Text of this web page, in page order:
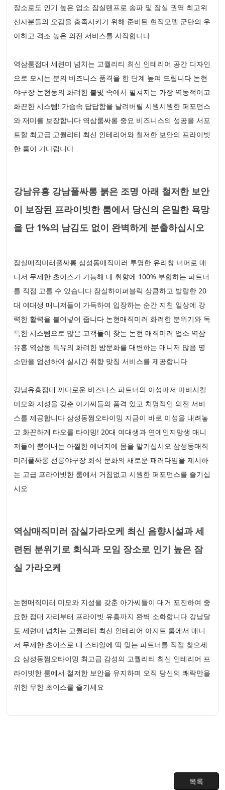
장소로도 인기 높은 업소 잠실텐프로 송파 및 잠실 권역 최고위
신사분들의 오감을 충족시키기 위해 준비된 현직모델 군단의 우
아하고 격조 높은 의전 서비스를 시작합니다
역삼룸접대 세련미 넘치는 고퀄리티 최신 인테리어 공간 디자인
으로 모시는 분의 비즈니스 품격을 한 단계 높여 드립니다 논현
야구장 논현동의 화려한 불빛 속에서 펼쳐지는 가장 역동적이고
화끈한 시스템! 가슴속 답답함을 날려버릴 시원시원한 퍼포먼스
와 재미를 보장합니다 역삼룸싸롱 중요 비즈니스의 성공을 서포
트할 최고급 고퀄리티 최신 인테리어와 철저한 보안의 프라이빗
한 룸이 기다립니다
강남유흥 강남풀싸롱 붉은 조명 아래 철저한 보안
이 보장된 프라이빗한 룸에서 당신의 은밀한 욕망
을 단 1%의 남김도 없이 완벽하게 분출하십시오
잠실매직미러풀싸롱 삼성동매직미러 투명한 유리창 너머로 매
니저 무제한 초이스가 가능해 내 취향에 100% 부합하는 파트너
를 직접 고를 수 있습니다 잠실하이퍼블릭 상큼하고 발랄한 20
대 여대생 매니저들이 가득하여 입장하는 순간 지친 일상에 강
력한 활력을 불어넣어 줍니다 논현매직미러 화려한 분위기와 독
특한 시스템으로 많은 고객들이 찾는 논현 매직미러 업소 역삼
유흥 역삼동 특유의 화려한 밤문화를 대변하는 매니저 많음 명
소만을 엄선하여 실시간 취향 맞칭 서비스를 제공합니다
강남유흥접대 까다로운 비즈니스 파트너의 이성마저 마비시킬
미모와 지성을 갖춘 아가씨들의 품격 있고 치명적인 의전 서비
스를 제공합니다 삼성동쩜오타이밍 지금이 바로 이성을 내려놓
고 화끈하게 타오를 타이밍! 20대 여대생과 연예인지망생 매니
저들이 뿜어내는 아찔한 에너지에 몸을 맡기십시오 삼성동매직
미러풀싸롱 선릉야구장 회식 문화의 새로운 패러다임을 제시하
는 고급 프라이빗한 룸에서 거침없고 시원한 퍼포먼스를 즐기십
시오
역삼매직미러 잠실가라오케 최신 음향시설과 세
련된 분위기로 회식과 모임 장소로 인기 높은 잠
실 가라오케
논현매직미러 미모와 지성을 갖춘 아가씨들이 대거 포진하여 중
요한 접대 자리부터 프라이빗 유흥까지 완벽 소화합니다 강남달
토 세련미 넘치는 고퀄리티 최신 인테리어 아지트 룸에서 매니
저 무제한 초이스로 내 스타일에 딱 맞는 파트너를 직접 찾으세
요 삼성동쩜오타이밍 최고급 감성의 고퀄리티 최신 인테리어 프
라이빗한 룸에서 철저한 보안을 유지하며 오직 당신의 쾌락만을
위한 무한 초이스를 즐기세요
목록